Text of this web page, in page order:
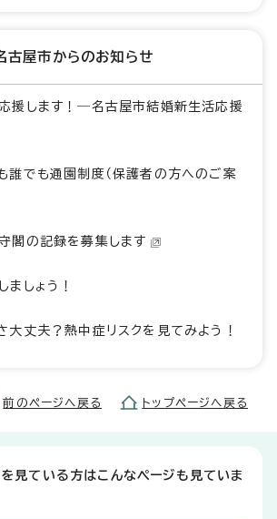
古屋市からのお知らせ
援します！―名古屋市結婚新生活応援
誰でも通園制度（保護者の方へのご案
閣の記録を募集します
ましょう！
大丈夫？熱中症リスクを見てみよう！
前のページへ戻る トップページへ戻る
見ている方はこんなページも見ていま